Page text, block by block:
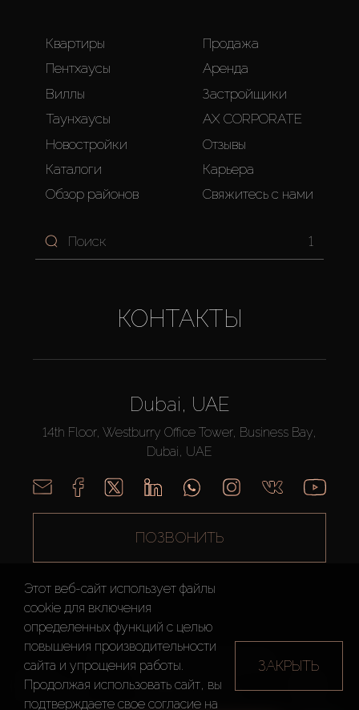
Квартиры
Пентхаусы
Виллы
Таунхаусы
Новостройки
Каталоги
Обзор районов
Продажа
Аренда
Застройщики
AX CORPORATE
Отзывы
Карьера
Свяжитесь с нами
1
КОНТАКТЫ
Dubai, UAE
14th Floor, Westburry Office Tower, Business Bay,
Dubai, UAE
ПОЗВОНИТЬ
AX CAPITAL ©2026 Все Права Защищены
Условия
использования
конфиденциальности
сайта
Этот веб-сайт использует файлы
cookie для включения
определенных функций c целью
повышения производительности
сайта и упрощения работы.
Продолжая использовать сайт, вы
подтверждаете свое согласие на
ЗАКРЫТЬ